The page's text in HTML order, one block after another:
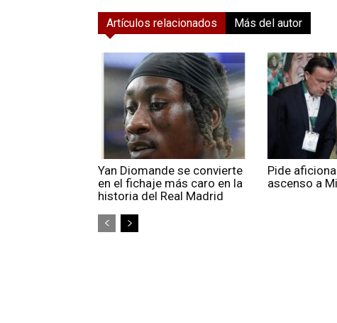
Artículos relacionados Más del autor
Yan Diomande se convierte
en el fichaje más caro en la
historia del Real Madrid
Pide
ascenso a